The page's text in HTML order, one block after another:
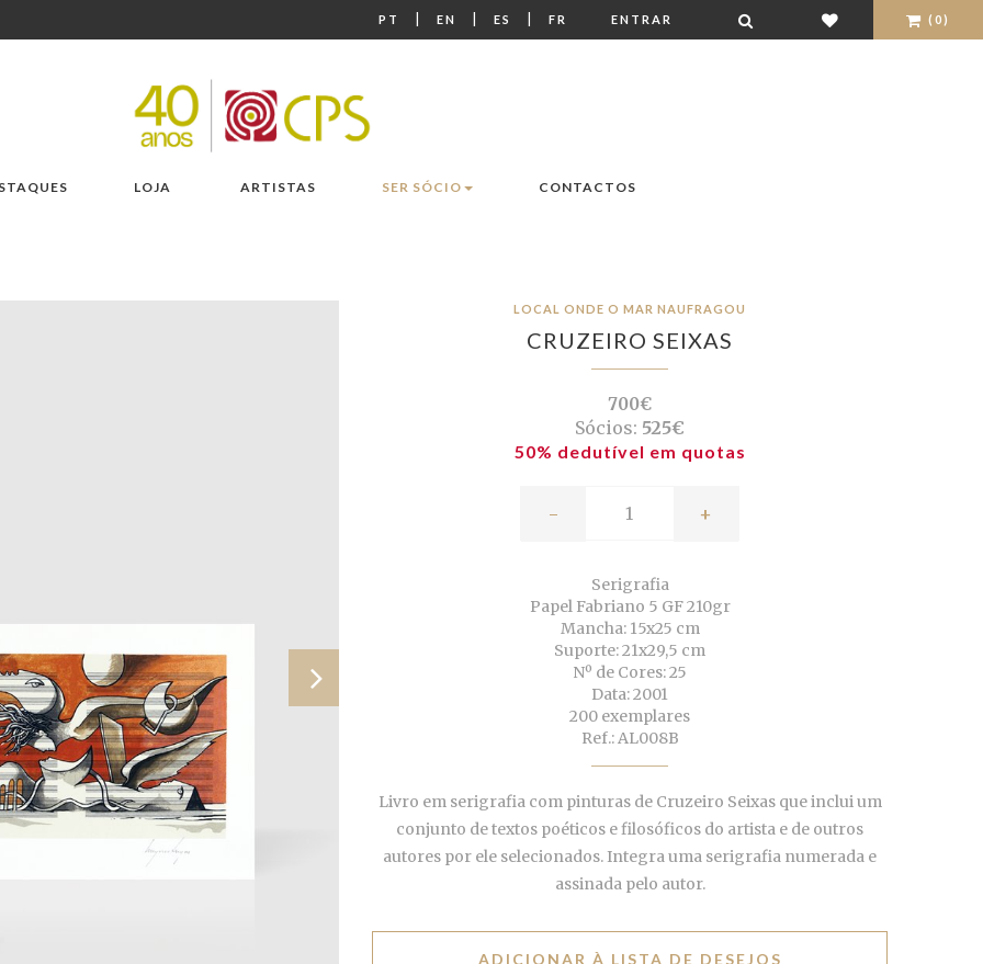
PT | EN | ES | FR ENTRAR (0)
LOJA ARTISTAS SER SÓCIO CONTACTOS
LOCAL ONDE O MAR NAUFRAGOU
CRUZEIRO SEIXAS
700€
Sócios: 525€
50% dedutível em quotas
- +
Serigrafia
Papel Fabriano 5 GF 210gr
Mancha: 15x25 cm
Suporte: 21x29,5 cm
Nº de Cores: 25
Data: 2001
200 exemplares
Ref.: AL008B
Livro em serigrafia com pinturas de Cruzeiro Seixas que inclui um
conjunto de textos poéticos e filosóficos do artista e de outros
autores por ele selecionados. Integra uma serigrafia numerada e
assinada pelo autor.
ADICIONAR À LISTA DE DESEJOS